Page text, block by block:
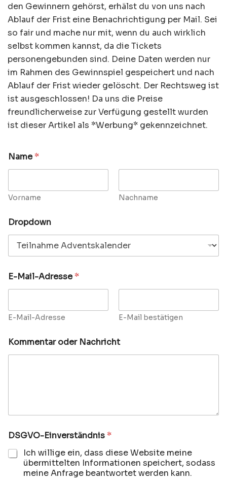
den Gewinnern gehörst, erhälst du von uns nach
Ablauf der Frist eine Benachrichtigung per Mail. Sei
so fair und mache nur mit, wenn du auch wirklich
selbst kommen kannst, da die Tickets
personengebunden sind. Deine Daten werden nur
im Rahmen des Gewinnspiel gespeichert und nach
Ablauf der Frist wieder gelöscht. Der Rechtsweg ist
ist ausgeschlossen! Da uns die Preise
freundlicherweise zur Verfügung gestellt wurden
ist dieser Artikel als *Werbung* gekennzeichnet.
Name*
Vorname Nachname
Dropdown
E-Mail-Adresse*
E-Mail-Adresse E-Mail bestätigen
Kommentar oder Nachricht
o
m
m
DSGVO-Einverständnis*
Ich willige ein, dass diese Website meine
übermittelten Informationen speichert, sodass
meine Anfrage beantwortet werden kann.